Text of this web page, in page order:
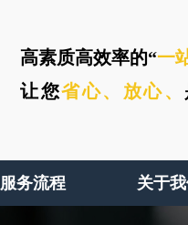
高素质高效率的“一
让您省心、 放心、
服务流程 关于我